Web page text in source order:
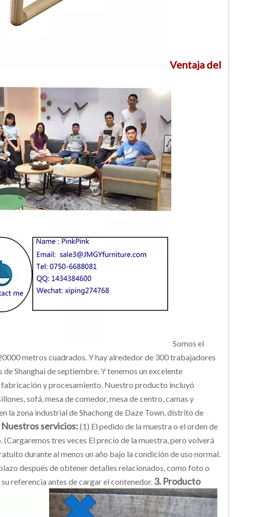
Ventaja del
Somos el
metros cuadrados. Y hay alrededor de 300 trabajadores
Shanghai de septiembre. Y tenemos un excelente
fabricación y procesamiento. Nuestro producto incluyó
sofá, mesa de comedor, mesa de centro, camas y
la zona industrial de Shachong de Daze Town, distrito de
Nuestros servicios: (1) El pedido de la muestra o el orden de
tres veces El precio de la muestra, pero volverá
durante al menos un año bajo la condición de uso normal.
después de obtener detalles relacionados, como foto o
referencia antes de cargar el contenedor. 3. Producto